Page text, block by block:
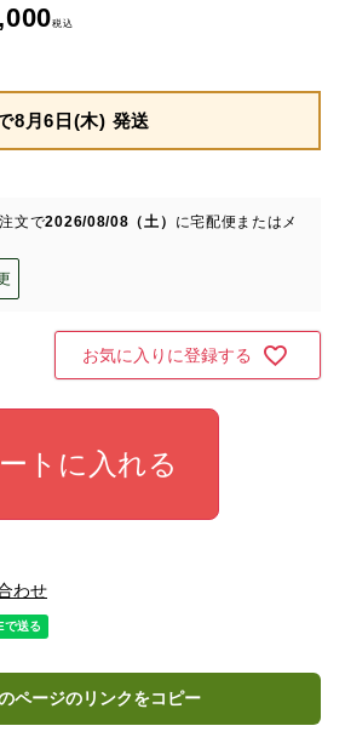
税込
8月6日(木) 発送
文で2026/08/08（土） に宅配便またはメ
お気に入りに登録する
トに入れる
わせ
ページのリンクをコピー